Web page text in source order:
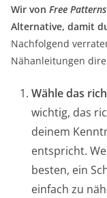
Wir von Free Patterns
Alternative, damit
Nachfolgend
Nähanleitungen
Wähle das
wichtig, das
deinem
entspricht.
besten, ein
einfach zu